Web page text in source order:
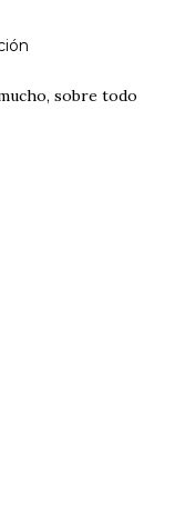
sobre todo